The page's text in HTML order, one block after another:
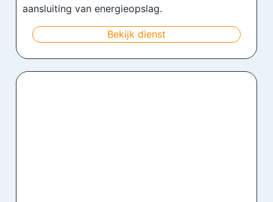
aansluiting van energieopslag.
Bekijk dienst